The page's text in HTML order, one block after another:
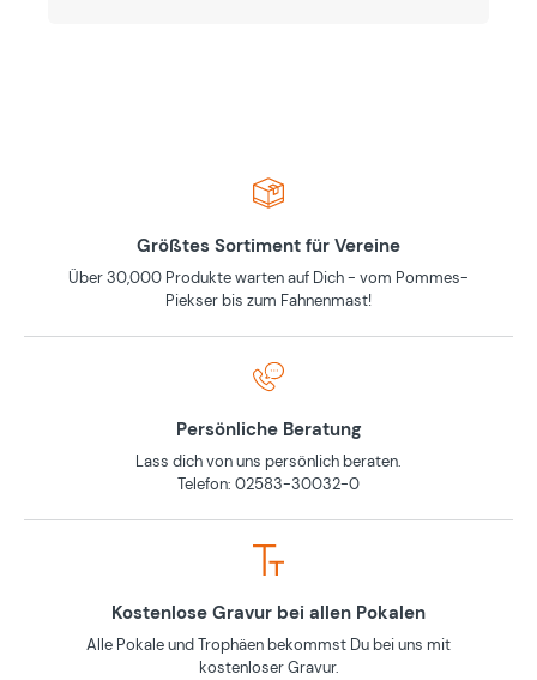
Größtes Sortiment für Vereine
Über 30,000 Produkte warten auf Dich - vom Pommes-
Piekser bis zum Fahnenmast!
Persönliche Beratung
Lass dich von uns persönlich beraten.
Telefon: 02583-30032-0
Kostenlose Gravur bei allen Pokalen
Alle Pokale und Trophäen bekommst Du bei uns mit
kostenloser Gravur.